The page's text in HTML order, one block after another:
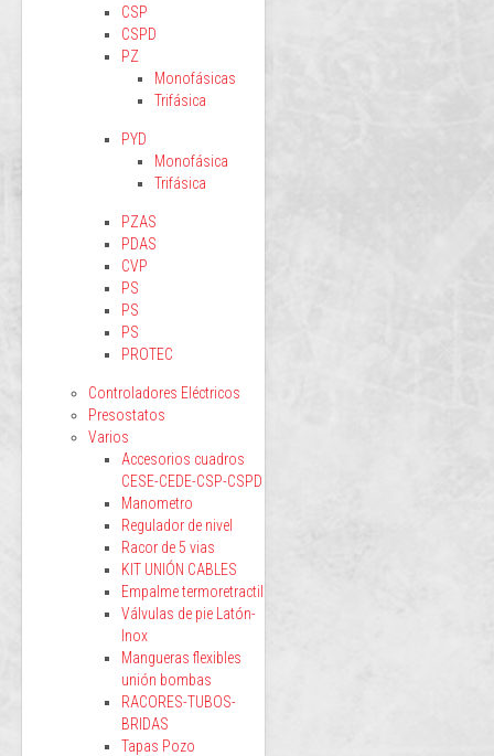
CSP
CSPD
PZ
Monofásicas
Trifásica
PYD
Monofásica
Trifásica
PZAS
PDAS
CVP
PS
PS
PS
PROTEC
Controladores Eléctricos
Presostatos
Varios
Accesorios cuadros
CESE-CEDE-CSP-CSPD
Manometro
Regulador de nivel
Racor de 5 vias
KIT UNIÓN CABLES
Empalme termoretractil
Válvulas de pie Latón-
Inox
Mangueras flexibles
unión bombas
RACORES-TUBOS-
BRIDAS
Tapas Pozo